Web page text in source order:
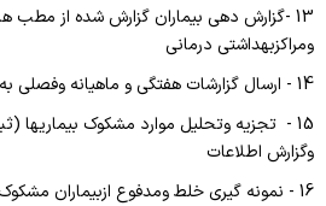
داخلی مردان
زایمان
اورژانس
کودکان
13 -گزارش دهی بیماران گزارش شده از مطب
ومراکزبهداشتی درمانی
14 - ارسال گزارشات هفتگی و ماهیانه وفصلی به معاونت بهداشتی استان
15 - تجزیه وتحلیل موارد مشکوک
وگزارش اطلاعات
16 - نمونه گیری خلط ومدفوع ازبیماران